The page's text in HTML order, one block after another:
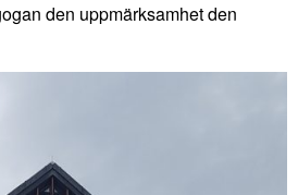
den uppmärksamhet den